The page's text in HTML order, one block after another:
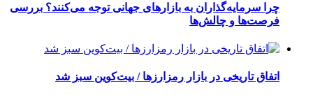
چرا سرمایه‌گذاران به بازارهای جهانی توجه می‌کنند؟ بررسی
فرصت‌ها و چالش‌ها
اتفاق تاریخی در بازار رمزارزها / بیت‌کوین سبز شد